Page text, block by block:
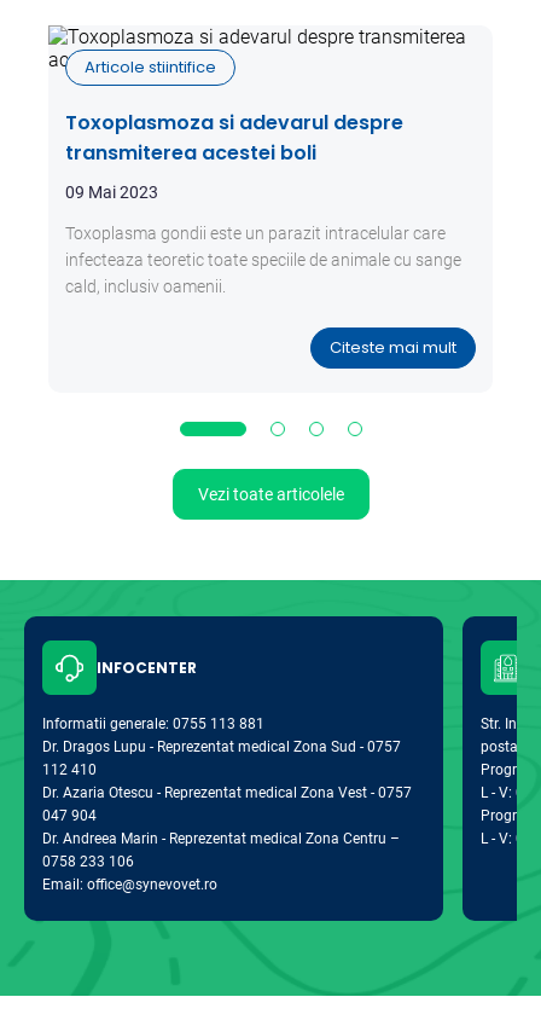
Articole stiintifice
Toxoplasmoza si adevarul despre
transmiterea acestei boli
09 Mai 2023
Toxoplasma gondii este un parazit intracelular care
infecteaza teoretic toate speciile de animale cu sange
cald, inclusiv oamenii.
Citeste mai mult
Vezi toate articolele
INFOCENTER
Informatii generale: 0755 113 881
Dr. Dragos Lupu - Reprezentat medical Zona Sud - 0757
112 410
Dr. Azaria Otescu - Reprezentat medical Zona Vest - 0757
047 904
Dr. Andreea Marin - Reprezentat medical Zona Centru –
0758 233 106
Email: office@synevovet.ro
Str.
postal
L - V:
L - V: